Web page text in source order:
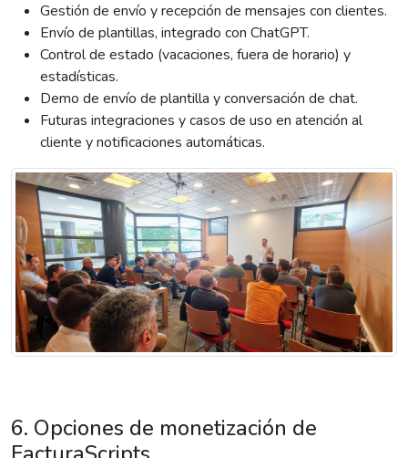
Gestión de envío y recepción de mensajes con clientes.
Envío de plantillas, integrado con ChatGPT.
Control de estado (vacaciones, fuera de horario) y
estadísticas.
Demo de envío de plantilla y conversación de chat.
Futuras integraciones y casos de uso en atención al
cliente y notificaciones automáticas.
6. Opciones de monetización de